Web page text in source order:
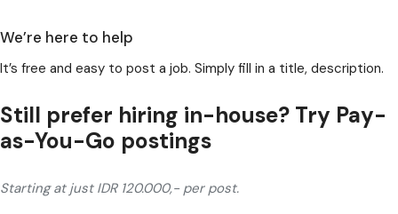
We’re here to help
It’s free and easy to post a job. Simply fill in a title, description.
Still prefer hiring in-house? Try Pay-
as-You-Go postings​
Starting at just IDR 120.000,- per post.